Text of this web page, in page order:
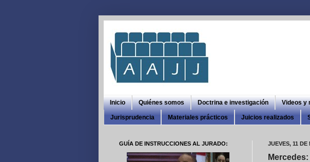
Inicio Quiénes somos Doctrina e investigación Videos y
Jurisprudencia Materiales prácticos Juicios realizados
JUEVES, 11 DE
GUÍA DE INSTRUCCIONES AL JURADO: